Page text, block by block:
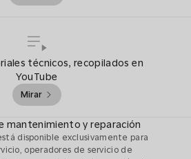
técnicos, recopilados en
YouTube
Mirar
mantenimiento y reparación
disponible exclusivamente para
operadores de servicio de